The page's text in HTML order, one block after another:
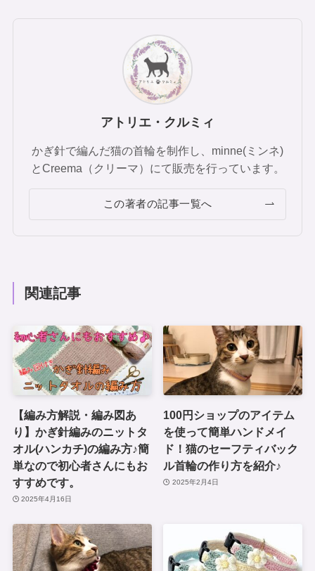
アトリエ・クルミィ
かぎ針で編んだ猫の首輪を制作し、minne(ミンネ)
とCreema（クリーマ）にて販売を行っています。
この著者の記事一覧へ
関連記事
【編み方解説・編み図あ
り】かぎ針編みのニットタ
オル(ハンカチ)の編み方♪簡
単なので初心者さんにもお
すすめです。
2025年4月16日
100円ショップのアイテム
を使って簡単ハンドメイ
ド！猫のセーフティバック
ル首輪の作り方を紹介♪
2025年2月4日